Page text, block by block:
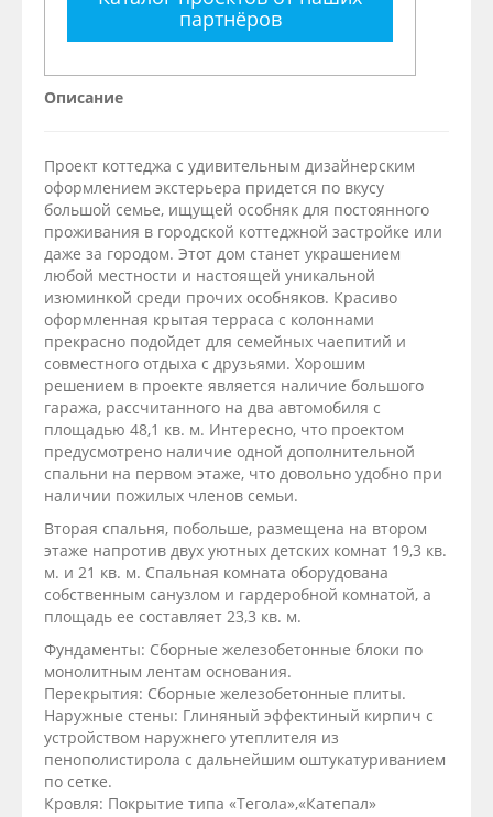
партнёров
Описание
Проект коттеджа с удивительным дизайнерским
оформлением экстерьера придется по вкусу
большой семье, ищущей особняк для постоянного
проживания в городской коттеджной застройке или
даже за городом. Этот дом станет украшением
любой местности и настоящей уникальной
изюминкой среди прочих особняков. Красиво
оформленная крытая терраса с колоннами
прекрасно подойдет для семейных чаепитий и
совместного отдыха с друзьями. Хорошим
решением в проекте является наличие большого
гаража, рассчитанного на два автомобиля с
площадью 48,1 кв. м. Интересно, что проектом
предусмотрено наличие одной дополнительной
спальни на первом этаже, что довольно удобно при
наличии пожилых членов семьи.
Вторая спальня, побольше, размещена на втором
этаже напротив двух уютных детских комнат 19,3 кв.
м. и 21 кв. м. Спальная комната оборудована
собственным санузлом и гардеробной комнатой, а
площадь ее составляет 23,3 кв. м.
Фундаменты: Сборные железобетонные блоки по
монолитным лентам основания.
Перекрытия: Сборные железобетонные плиты.
Наружные стены: Глиняный эффектиный кирпич с
устройством наружнего утеплителя из
пенополистирола с дальнейшим оштукатуриванием
по сетке.
Кровля: Покрытие типа «Тегола»,«Катепал»